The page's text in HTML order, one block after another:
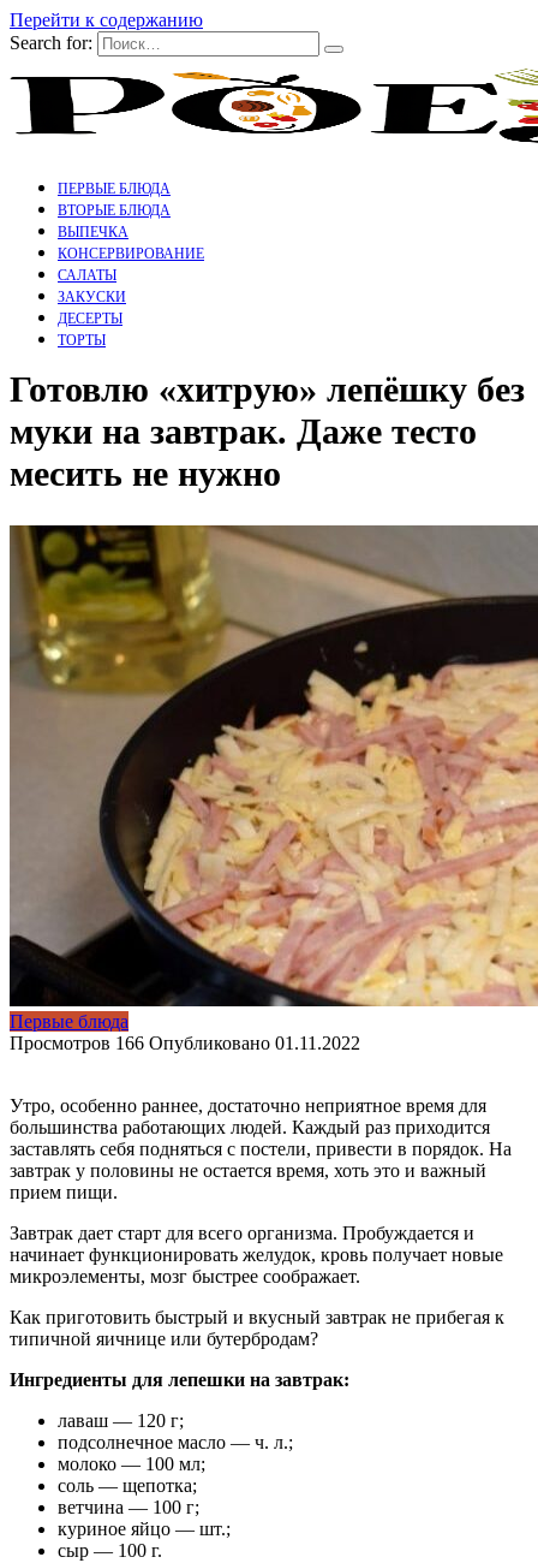
Перейти к содержанию
Search for:
ПЕРВЫЕ БЛЮДА
ВТОРЫЕ БЛЮДА
ВЫПЕЧКА
КОНСЕРВИРОВАНИЕ
САЛАТЫ
ЗАКУСКИ
ДЕСЕРТЫ
ТОРТЫ
Готовлю «хитрую» лепёшку без
муки на завтрак. Даже тесто
месить не нужно
Первые блюда
Просмотров 166 Опубликовано 01.11.2022
Утро, особенно раннее, достаточно неприятное время для
большинства работающих людей. Каждый раз приходится
заставлять себя подняться с постели, привести в порядок. На
завтрак у половины не остается время, хоть это и важный
прием пищи.
Завтрак дает старт для всего организма. Пробуждается и
начинает функционировать желудок, кровь получает новые
микроэлементы, мозг быстрее соображает.
Как приготовить быстрый и вкусный завтрак не прибегая к
типичной яичнице или бутербродам?
Ингредиенты для лепешки на завтрак:
лаваш — 120 г;
подсолнечное масло — ч. л.;
молоко — 100 мл;
соль — щепотка;
ветчина — 100 г;
куриное яйцо — шт.;
сыр — 100 г.